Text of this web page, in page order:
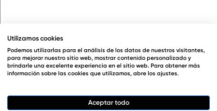
Utilizamos cookies
Podemos utilizarlas para el análisis de los datos de nuestros visitantes,
para mejorar nuestro sitio web, mostrar contenido personalizado y
brindarle una excelente experiencia en el sitio web. Para obtener más
información sobre las cookies que utilizamos, abre los ajustes.
Aceptar todo